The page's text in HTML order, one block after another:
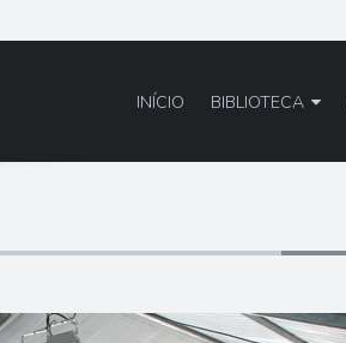
INÍCIO BIBLIOTECA